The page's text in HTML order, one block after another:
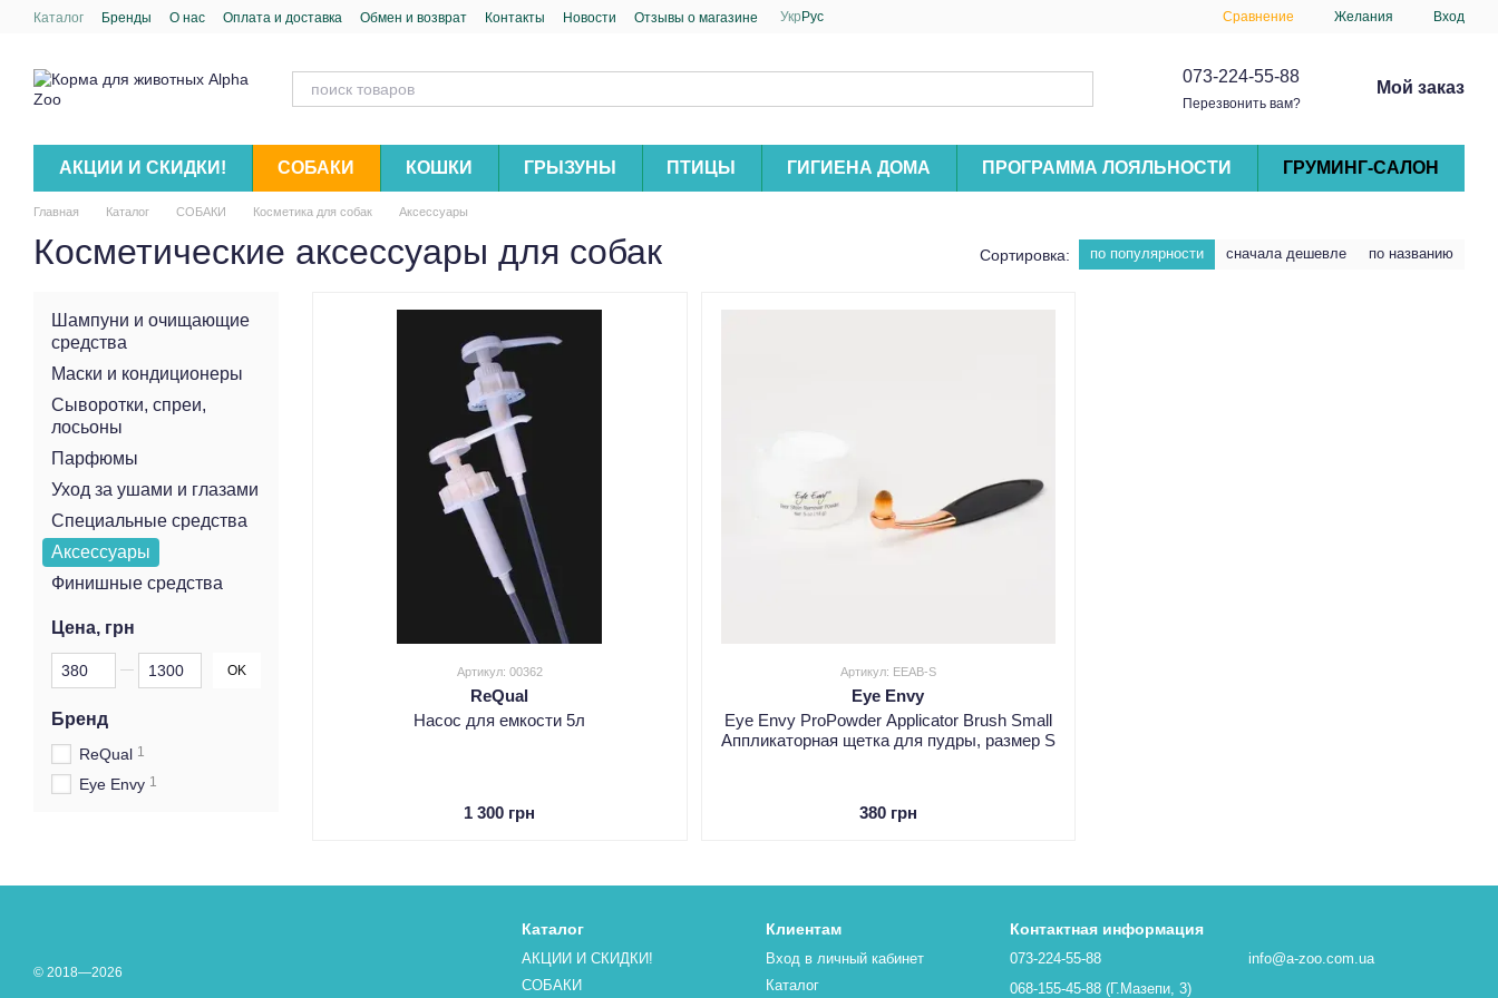
Перейти к основному контенту
Каталог Бренды О нас Оплата и доставка Обмен и возврат Контакты Новости Отзывы о магазине Укр Рус Сравнение Желания Вход
073-224-55-88
Перезвонить вам?
Мой заказ
АКЦИИ И СКИДКИ! СОБАКИ КОШКИ ГРЫЗУНЫ ПТИЦЫ ГИГИЕНА ДОМА ПРОГРАММА ЛОЯЛЬНОСТИ ГРУМИНГ-САЛОН
Главная Каталог СОБАКИ Косметика для собак Аксессуары
Косметические аксессуары для собак Сортировка: по популярности сначала дешевле по названию
Артикул: 00362
ReQual
Насос для емкости 5л
1 300 грн
Артикул: EEAB-S
Eye Envy
Eye Envy ProPowder Applicator Brush Small
Аппликаторная щетка для пудры, размер S
380 грн
Шампуни и очищающие
средства
Маски и кондиционеры
Сыворотки, спреи,
лосьоны
Парфюмы
Уход за ушами и глазами
Специальные средства
Аксессуары
Финишные средства
Цена, грн
От Цена, грн
До Цена, грн OK
Бренд
ReQual 1
Eye Envy 1
© 2018—2026
Каталог
АКЦИИ И СКИДКИ!
СОБАКИ
Клиентам
Вход в личный кабинет
Каталог
Контактная информация
073-224-55-88
068-155-45-88 (Г.Мазепи, 3)
info@a-zoo.com.ua